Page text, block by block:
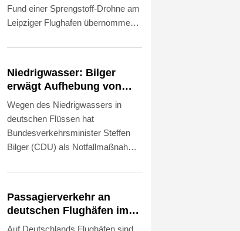
Fund einer Sprengstoff-Drohne am
Leipziger Flughafen übernommen.
versuchten Herbeiführens einer
gefährlichen Eingriffs in den
Luftverkehr, erklärte die
Bundesanwaltschaft am
Donnerstagabend. Die Behörde
habe die Ermittlungen "wegen der
besonderen Bedeutung des Falles"
Niedrigwasser: Bilger
erwägt Aufhebung von
Sonn- und
Feiertagsfahrverbot für
Wegen des Niedrigwassers in
deutschen Flüssen hat
Bundesverkehrsminister Steffen
Bilger (CDU) als Notfallmaßnahme
des Sonn- und
Lastwagen ins Spiel gebracht. "Ich
könnte mir beispielsweise
Passagierverkehr an
deutschen Flughäfen im
ersten Halbjahr gesunken
Auf Deutschlands Flughäfen sind